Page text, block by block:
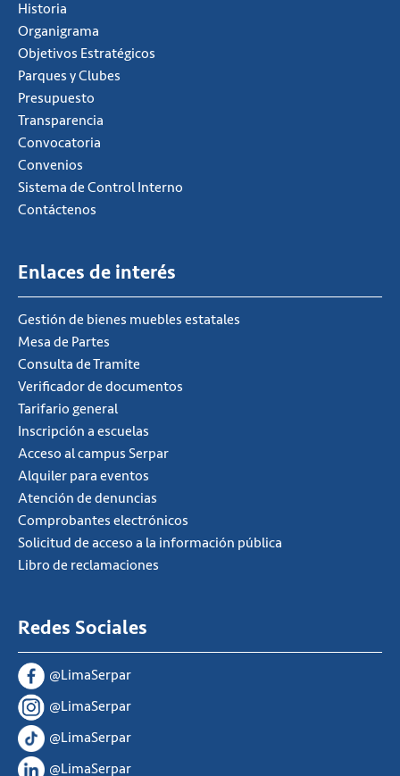
Historia
Organigrama
Objetivos Estratégicos
Parques y Clubes
Presupuesto
Transparencia
Convocatoria
Convenios
Sistema de Control Interno
Contáctenos
Enlaces de interés
Gestión de bienes muebles estatales
Mesa de Partes
Consulta de Tramite
Verificador de documentos
Tarifario general
Inscripción a escuelas
Acceso al campus Serpar
Alquiler para eventos
Atención de denuncias
Comprobantes electrónicos
Solicitud de acceso a la información pública
Libro de reclamaciones
Redes Sociales
@LimaSerpar
@LimaSerpar
@LimaSerpar
@LimaSerpar